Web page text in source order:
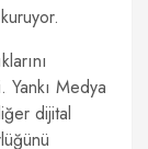
Medya
dijital